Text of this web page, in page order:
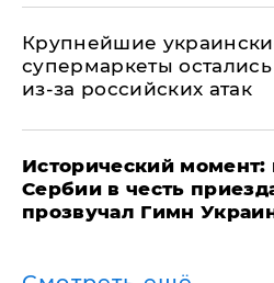
Крупнейшие
супермаркеты
из-за российских атак
Исторический момент:
Сербии в честь
прозвучал Гимн